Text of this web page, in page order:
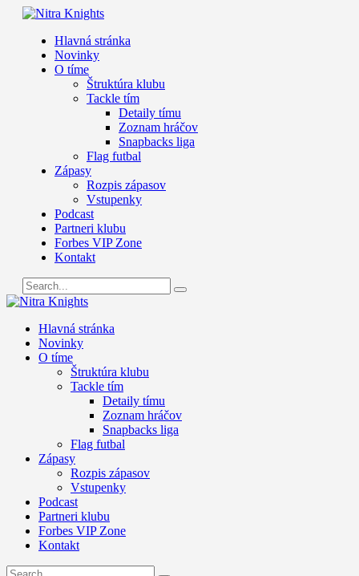
Hlavná stránka
Novinky
O tíme
Štruktúra klubu
Tackle tím
Detaily tímu
Zoznam hráčov
Snapbacks liga
Flag futbal
Zápasy
Rozpis zápasov
Vstupenky
Podcast
Partneri klubu
Forbes VIP Zone
Kontakt
Hlavná stránka
Novinky
O tíme
Štruktúra klubu
Tackle tím
Detaily tímu
Zoznam hráčov
Snapbacks liga
Flag futbal
Zápasy
Rozpis zápasov
Vstupenky
Podcast
Partneri klubu
Forbes VIP Zone
Kontakt